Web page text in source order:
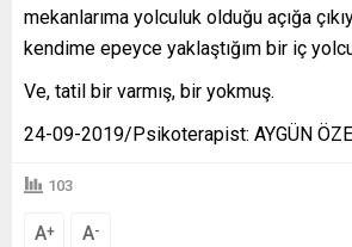
mekanlarıma yolculuk olduğu açığa
kendime epeyce yaklaştığım bir iç
Ve, tatil bir varmış, bir yokmuş.
24-09-2019/Psikoterapist: AYGÜN
103
A+ A-